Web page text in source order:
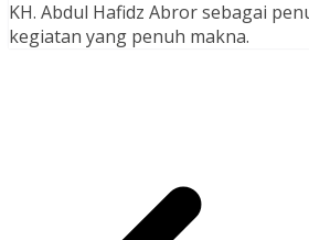
KH. Abdul Hafidz Abror sebagai
kegiatan yang penuh makna.